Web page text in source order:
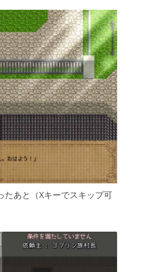
たあと（Xキーでスキップ可